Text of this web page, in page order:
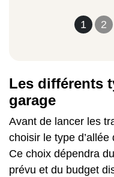
1 2
Les différents
garage
Avant de lancer les
choisir le type
Ce choix dépendra
prévu et du budget